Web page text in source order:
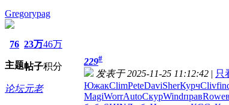
Gregorypag
76
主题
23万
帖子
46万
积分
论坛元老
229#
发表于 2025-11-25 11:12:42 | 只
ЮжакClimPeteDaviSherКурчCliv
MagiWorrAutoСкурWindправRowe